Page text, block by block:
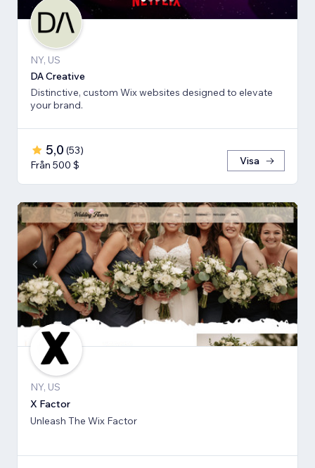
NY, US
DA Creative
Distinctive, custom Wix websites designed to elevate
your brand.
5,0 (53)
Från 500 $
Visa
NY, US
X Factor
Unleash The Wix Factor